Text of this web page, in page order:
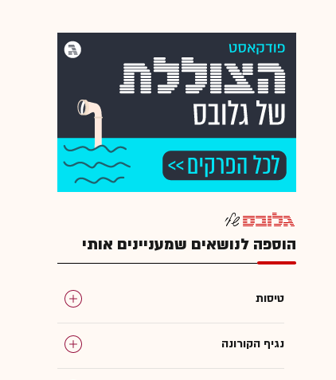
הוספה לנושאים שמעניינים אותי
טיסות
נגיף הקורונה